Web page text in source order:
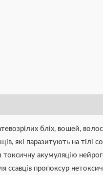
бліх, вошей,
які паразитують на тілі
акумуляцію
ссавців пропоксур